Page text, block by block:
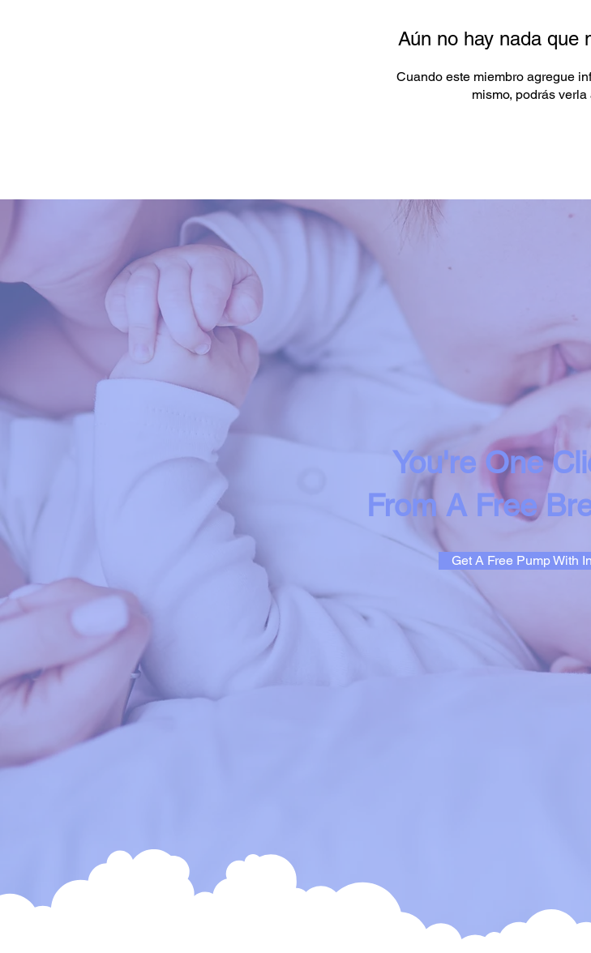
Aún no hay nada que
Cuando este miembro agregue
mismo, podrás verla
You're One
From A Free
Get A Free Pump With